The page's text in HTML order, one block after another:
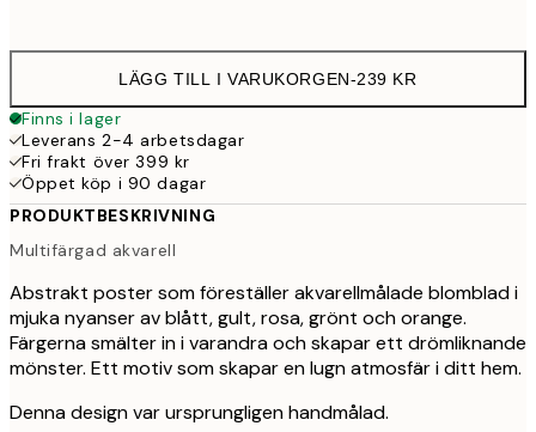
LÄGG TILL I VARUKORGEN-239 KR
Finns i lager
Leverans 2-4 arbetsdagar
Fri frakt över 399 kr
Öppet köp i 90 dagar
PRODUKTBESKRIVNING
Multifärgad akvarell
Abstrakt poster som föreställer akvarellmålade blomblad i
mjuka nyanser av blått, gult, rosa, grönt och orange.
Färgerna smälter in i varandra och skapar ett drömliknande
mönster. Ett motiv som skapar en lugn atmosfär i ditt hem.
Denna design var ursprungligen handmålad.